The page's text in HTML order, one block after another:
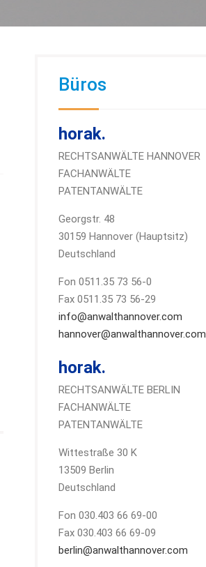
Büros
horak.
RECHTSANWÄLTE HANNOVER
FACHANWÄLTE
PATENTANWÄLTE
Georgstr. 48
30159 Hannover (Hauptsitz)
Deutschland
Fon 0511.35 73 56-0
Fax 0511.35 73 56-29
info@anwalthannover.com
hannover@anwalthannover.com
horak.
RECHTSANWÄLTE BERLIN
FACHANWÄLTE
PATENTANWÄLTE
Wittestraße 30 K
13509 Berlin
Deutschland
Fon 030.403 66 69-00
Fax 030.403 66 69-09
berlin@anwalthannover.com